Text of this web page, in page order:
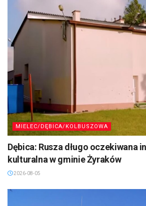
MIELEC/DĘBICA/KOLBUSZOWA
Dębica: Rusza długo oczekiwana
kulturalna w gminie Żyraków
2026-08-05